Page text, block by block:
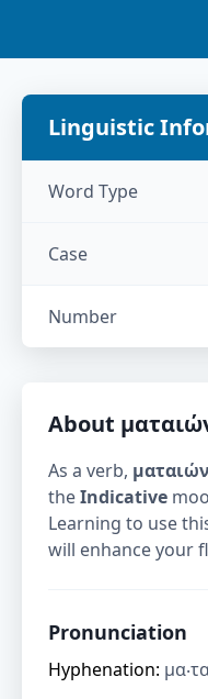
Linguistic
Word Type
Case
Number
About
As a verb,
theIndicative
Learning to use
will enhance your
Pronunciation
Hyphenation: